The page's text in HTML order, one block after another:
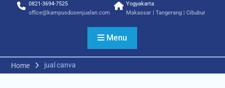
Memperbesar Peluang
0821-3694-7525
office@kampusdosenjualan.com
Yogyakarta
Makassar | Tangerang | Cibubur
Menu
Home jual canva